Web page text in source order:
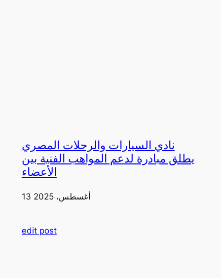
نادي السيارات والرحلات المصري
يطلق مبادرة لدعم المواهب الفنية بين
الأعضاء
13 أغسطس، 2025
edit post